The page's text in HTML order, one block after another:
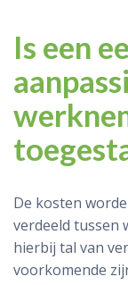
Is een
De kosten
verdeeld tussen
hierbij tal van
voorkomende